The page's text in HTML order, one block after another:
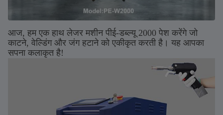
आज, हम एक हाथ लेजर मशीन पीई-डब्ल्यू 2000 पेश करेंगे जो
काटने, वेल्डिंग और जंग हटाने को एकीकृत करती है। यह आपका
सपना कलाकृत है!